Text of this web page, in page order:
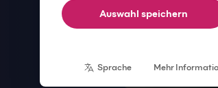
Auswahl speichern
Sprache Mehr